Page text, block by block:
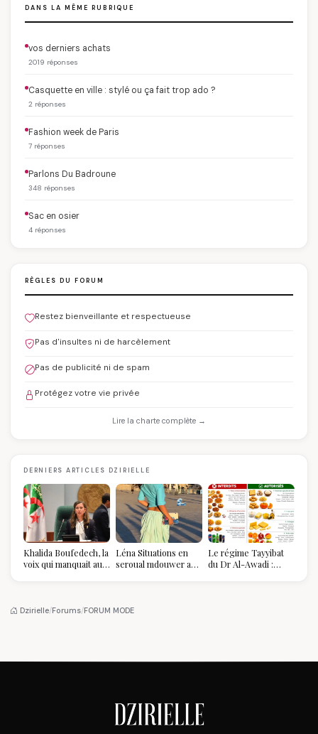
DANS LA MÊME RUBRIQUE
vos derniers achats
2019 réponses
Casquette en ville : stylé ou ça fait trop ado ?
2 réponses
Fashion week de Paris
7 réponses
Parlons Du Badroune
348 réponses
Sac en osier
4 réponses
RÈGLES DU FORUM
Restez bienveillante et respectueuse
Pas d'insultes ni de harcèlement
Pas de publicité ni de spam
Protégez votre vie privée
Lire la charte complète →
DERNIERS ARTICLES DZIRIELLE
Khalida Boufedech, la
voix qui manquait au
Léna Situations en
seroual mdouwer au
pièce mode de l'été
Le régime Tayyibat
du Dr Al-Awadi :
Dzirielle/Forums/FORUM MODE